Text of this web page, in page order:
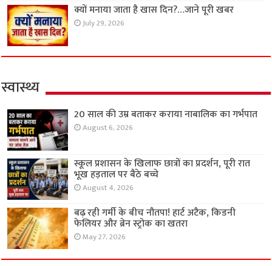
क्यों मनाया जाता है खास दिन?…जाने पूरी खबर
July 29, 2026
स्वास्थ्य
20 साल की उम्र बताकर कराया नाबालिक का गर्भपात
August 6, 2026
स्कूल प्रशासन के खिलाफ छात्रों का प्रदर्शन, पूरी रात
भूख हड़ताल पर बैठे बच्चे
August 4, 2026
बढ़ रही गर्मी के बीच नौतपा! हार्ट अटैक, किडनी
फेलियर और ब्रेन स्ट्रोक का खतरा
May 27, 2026